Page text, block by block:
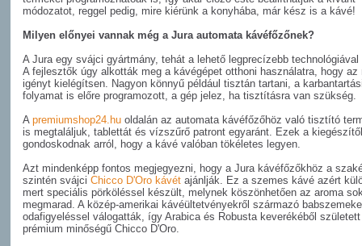
módozatot, reggel pedig, mire kiérünk a konyhába, már kész is a kávé!
Milyen előnyei vannak még a Jura automata kávéfőzőnek?
A Jura egy svájci gyártmány, tehát a lehető legprecízebb
A fejlesztők úgy alkották meg a kávégépet otthoni használatra, hogy az
igényt kielégítsen. Nagyon könnyű például tisztán tartani, a
folyamat is előre programozott, a gép jelez, ha tisztításra van szükség.
A premiumshop24.hu oldalán az automata kávéfőzőhöz való tisztító
is megtaláljuk, tablettát és vízszűrő patront egyaránt. Ezek a
gondoskodnak arról, hogy a kávé valóban tökéletes legyen.
Azt mindenképp fontos megjegyezni, hogy a Jura kávéfőzőkhöz a
szintén svájci Chicco D'Oro kávét ajánlják. Ez a szemes kávé azért
mert speciális pörköléssel készült, melynek köszönhetően az aroma
megmarad. A közép-amerikai kávéültetvényekről származó
odafigyeléssel válogatták, így Arabica és Robusta keverékéből
prémium minőségű Chicco D'Oro.